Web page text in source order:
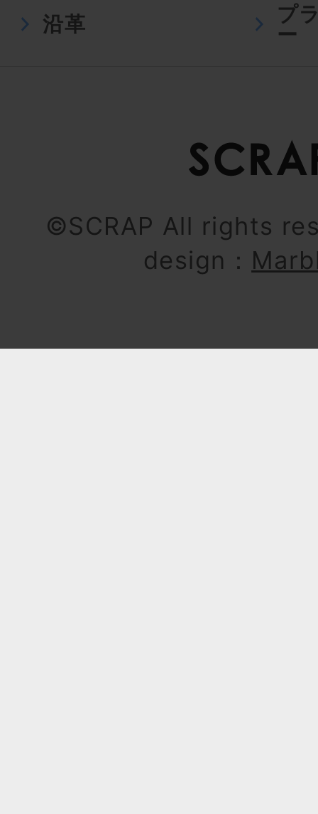
沿革
プ
ー
©SCRAP All rights
design：